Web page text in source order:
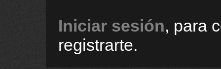
Iniciar sesión, para
registrarte.